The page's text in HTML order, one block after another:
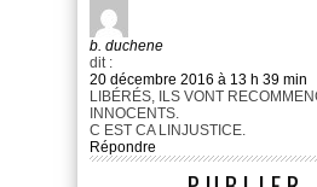
b. duchene
dit :
20 décembre 2016 à 13 h 39 min
LIBÉRÉS, ILS VONT
INNOCENTS.
C EST CA LINJUSTICE.
Répondre